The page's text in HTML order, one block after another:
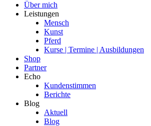
Über mich
Leistungen
Mensch
Kunst
Pferd
Kurse | Termine | Ausbildungen
Shop
Partner
Echo
Kundenstimmen
Berichte
Blog
Aktuell
Blog